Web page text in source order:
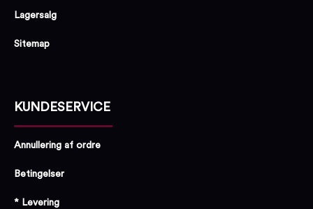
Lagersalg
Sitemap
KUNDESERVICE
Annullering af ordre
Betingelser
* Levering